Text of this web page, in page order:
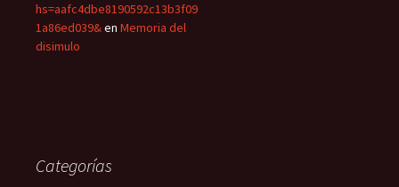
hs=aafc4dbe8190592c13b3f09
1a86ed039&en Memoria del
disimulo
Categorías